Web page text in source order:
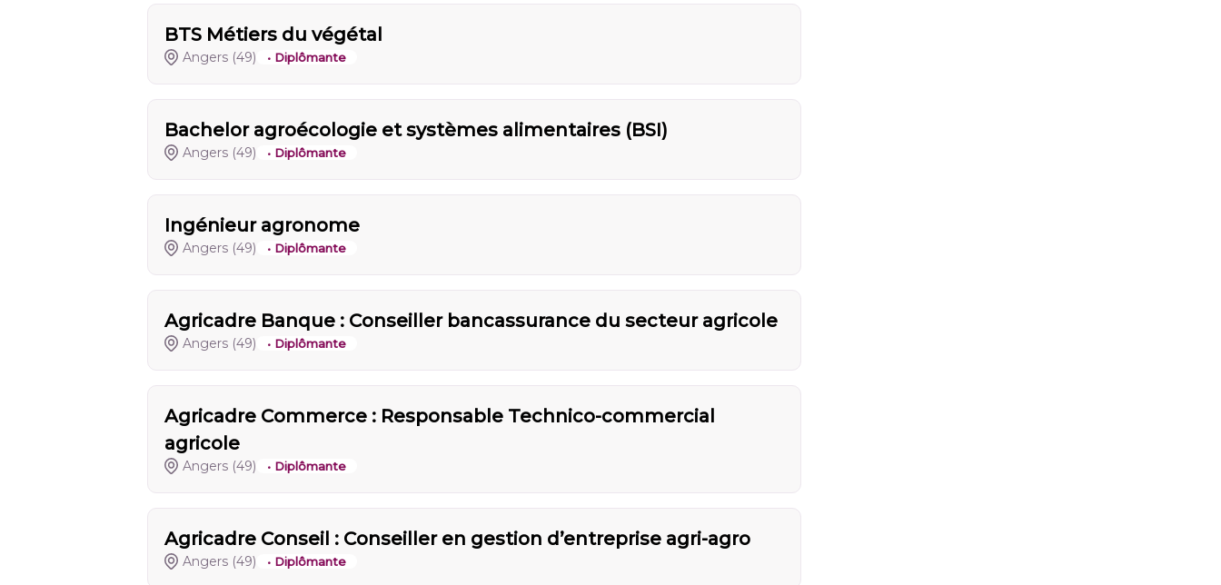
BTS Métiers du végétal
Angers (49) • Diplômante
Bachelor agroécologie et systèmes alimentaires (BSI)
Angers (49) • Diplômante
Ingénieur agronome
Angers (49) • Diplômante
Agricadre Banque : Conseiller bancassurance du secteur agricole
Angers (49) • Diplômante
Agricadre Commerce : Responsable Technico-commercial
agricole
Angers (49) • Diplômante
Agricadre Conseil : Conseiller en gestion d’entreprise agri-agro
Angers (49) • Diplômante